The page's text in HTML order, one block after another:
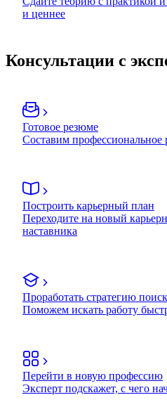
и ценнее
Консультации с
Готовое резюме
Составим профессиональное
Построить карьерный план
Переходите на новый
наставника
Проработать стратегию
Поможем искать работу
Перейти в новую профессию
Эксперт подскажет, с чего